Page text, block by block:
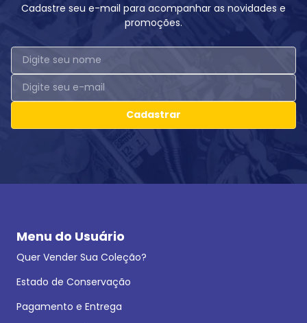
Cadastre seu e-mail para acompanhar as novidades e
promoções.
Cadastrar
Menu do Usuário
Quer Vender Sua Coleção?
Estado de Conservação
Pagamento e Entrega